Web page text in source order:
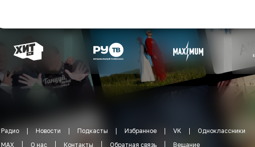
Радио Новости Подкасты Избранное VK
Одноклассники
MAX
О нас Контакты Обратная связь
Вещание